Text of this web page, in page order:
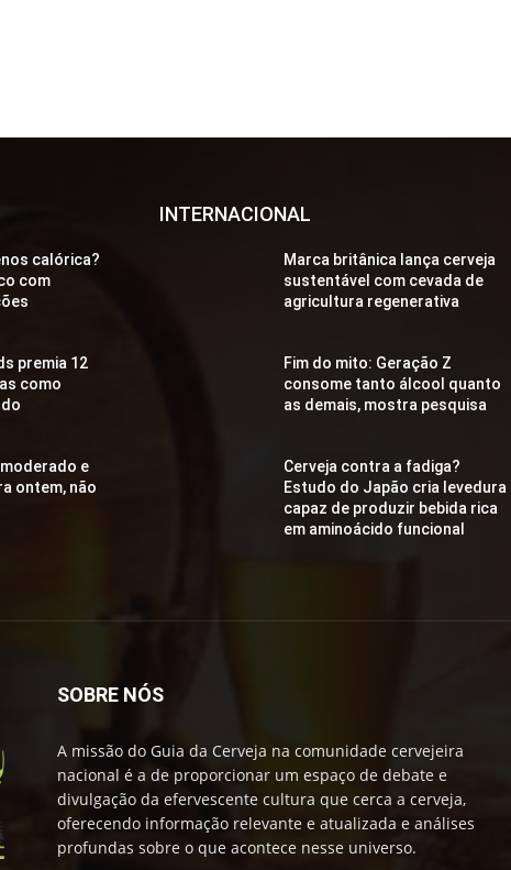
calórica?
com
premia 12
como
e
ontem, não
INTERNACIONAL
Marca britânica lança cerveja
sustentável com cevada de
agricultura regenerativa
Fim do mito: Geração Z
consome tanto álcool quanto
as demais, mostra pesquisa
Cerveja contra a fadiga?
Estudo do Japão cria levedura
capaz de produzir bebida rica
em aminoácido funcional
SOBRE NÓS
A missão do Guia da Cerveja na comunidade cervejeira
nacional é a de proporcionar um espaço de debate e
divulgação da efervescente cultura que cerca a cerveja,
oferecendo informação relevante e atualizada e análises
profundas sobre o que acontece nesse universo.